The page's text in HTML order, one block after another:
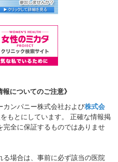
報についてのご注意》
カンパニー株式会社および株式会
もとにしています。 正確な情報掲
全に保証するものではありませ
場合は、事前に必ず該当の医院